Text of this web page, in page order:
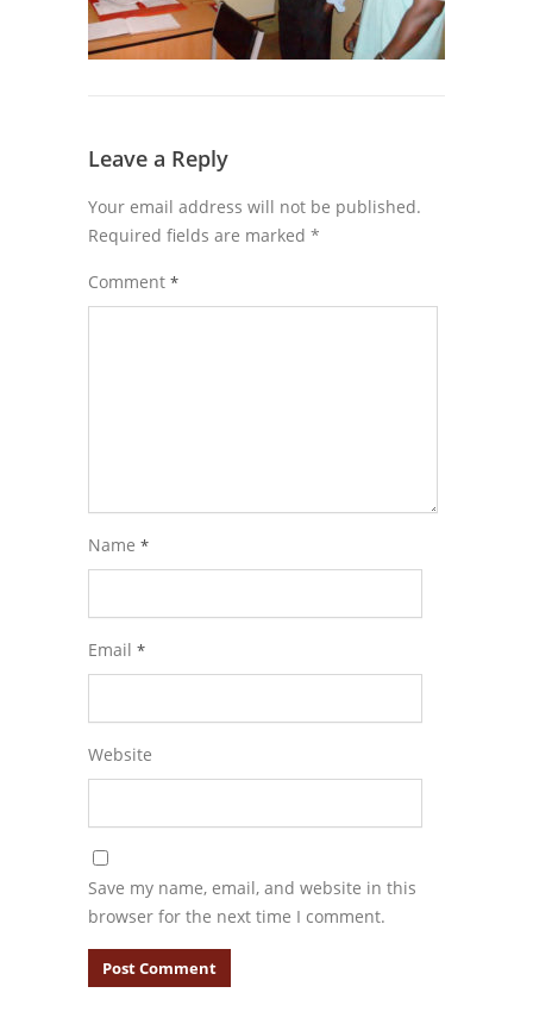
Leave a Reply
Your email address will not be published.
Required fields are marked *
Comment *
Name *
Email *
Website
Save my name, email, and website in this
browser for the next time I comment.